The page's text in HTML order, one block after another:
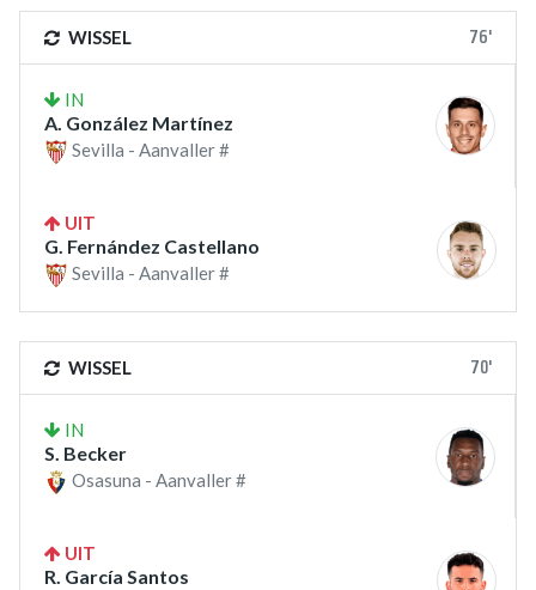
WISSEL 76'
IN
A. González Martínez
Sevilla - Aanvaller #
UIT
G. Fernández Castellano
Sevilla - Aanvaller #
WISSEL 70'
IN
S. Becker
Osasuna - Aanvaller #
UIT
R. García Santos